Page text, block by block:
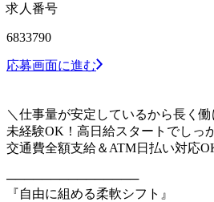
求人番号
6833790
応募画面に進む
＼仕事量が安定しているから長く働
未経験OK！高日給スタートでしっ
交通費全額支給＆ATM日払い対応
───────────────
『自由に組める柔軟シフト』